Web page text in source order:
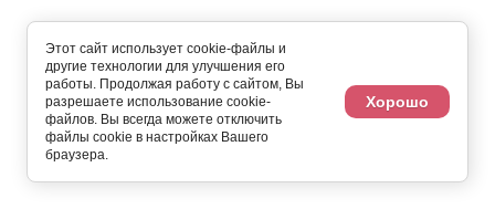
Этот сайт использует cookie-файлы и
другие технологии для улучшения его
работы. Продолжая работу с сайтом, Вы
разрешаете использование cookie-
файлов. Вы всегда можете отключить
файлы cookie в настройках Вашего
браузера.
Хорошо